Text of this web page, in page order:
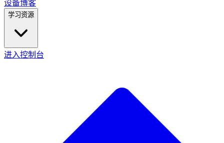
设备博客
学习资源
进入控制台